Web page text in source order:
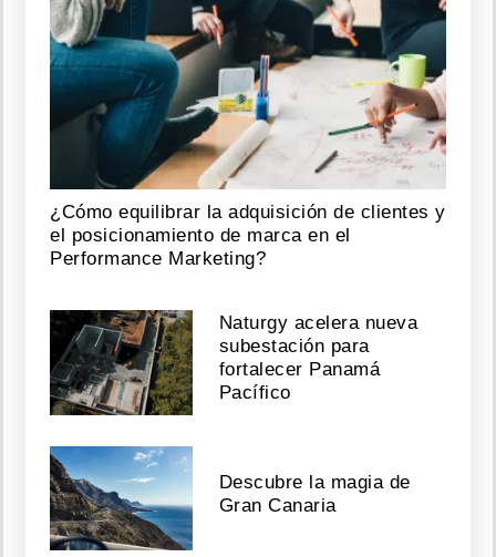
¿Cómo equilibrar la adquisición de clientes y
el posicionamiento de marca en el
Performance Marketing?
Naturgy acelera nueva
subestación para
fortalecer Panamá
Pacífico
Descubre la magia de
Gran Canaria